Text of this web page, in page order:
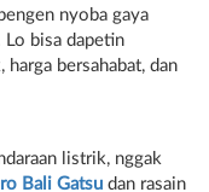
nyoba gaya
Lo bisa dapetin
bersahabat, dan
listrik, nggak
Bali Gatsu dan rasain